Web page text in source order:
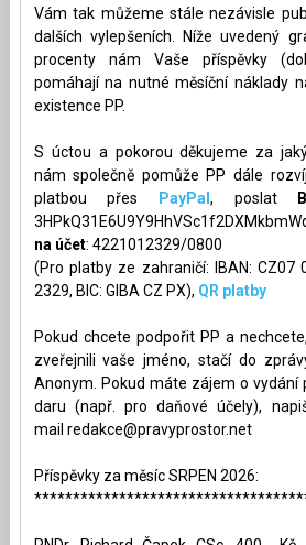
Vám tak můžeme stále nezávisle
dalších vylepšeních. Níže uvedený
procenty nám Vaše příspěvky
pomáhají na nutné měsíční náklady
existence PP.
S úctou a pokorou děkujeme za
nám společně pomůže PP dále
platbou přes
PayPal , poslat
na účet: 4221012329/0800
(Pro platby ze zahraničí: IBAN: CZ07
2329, BIC: GIBA CZ PX), QR platby
Pokud chcete podpořit PP a
zveřejnili vaše jméno, stačí do
Anonym. Pokud máte zájem o vydání
daru (např. pro daňové účely),
mail redakce@pravyprostor.net
Příspěvky za měsíc SRPEN 2026: